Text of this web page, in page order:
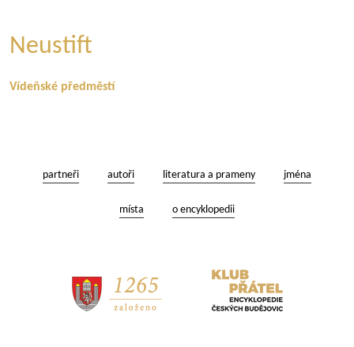
Neustift
Vídeňské předměstí
partneři autoři literatura a prameny jména
místa o encyklopedii